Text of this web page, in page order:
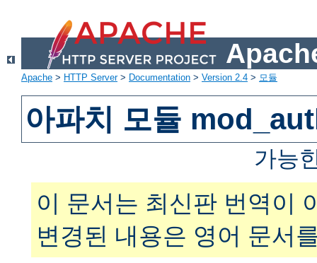
Apache > HTTP Server> Documentation > Version 2.4 > 모듈
아파치 모듈
가능
이 문서는 최신판 번역이
변경된 내용은 영어 문서